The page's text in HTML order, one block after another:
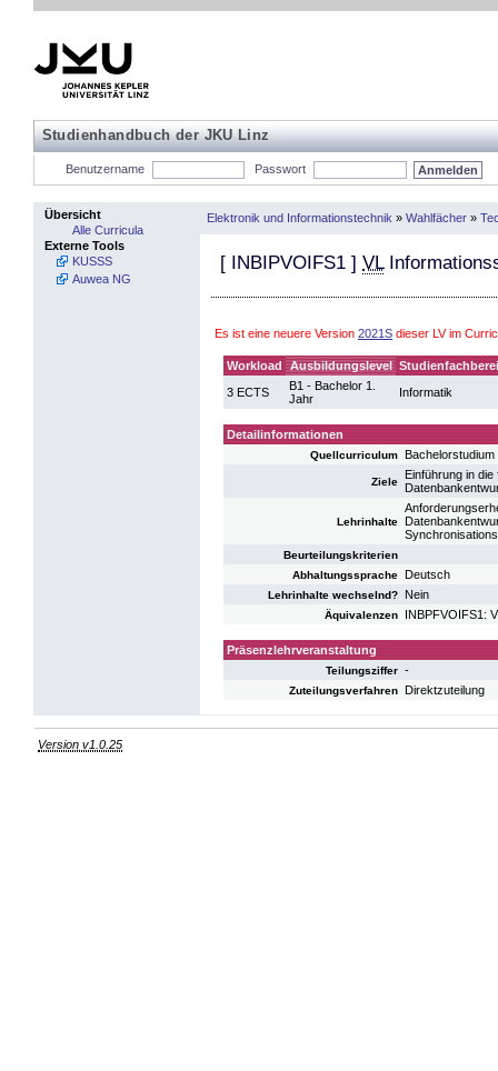
Studienhandbuch der JKU Linz
Benutzername Passwort
Übersicht
Alle Curricula
Externe Tools
KUSSS
Auwea NG
Elektronik und Informationstechnik » Wahlfächer »
[ INBIPVOIFS1 ] VL
Es ist eine neuere Version 2021S dieser LV im
Workload Ausbildungslevel
3 ECTS
B1 - Bachelor 1.
Jahr
Informatik
Detailinformationen
Quellcurriculum
Ziele
Einführung in
Lehrinhalte
Beurteilungskriterien
Abhaltungssprache Deutsch
Lehrinhalte wechselnd? Nein
Äquivalenzen INBPFVOIFS1:
Präsenzlehrveranstaltung
Teilungsziffer -
Zuteilungsverfahren Direktzuteilung
Version v1.0.25